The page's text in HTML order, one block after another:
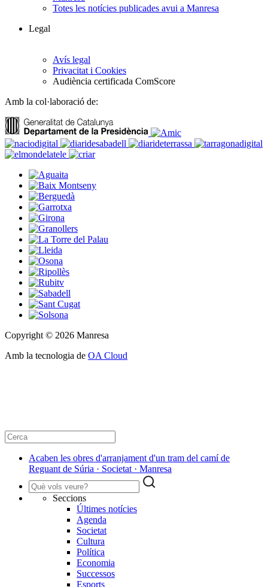
Totes les notícies publicades avui a Manresa
Legal
Avís legal
Privacitat i Cookies
Audiència certificada ComScore
Amb la col·laboració de:
Copyright © 2026 Manresa
Amb la tecnologia de OA Cloud
Acaben les obres d'arranjament d'un tram del camí de
Reguant de Súria · Societat · Manresa
Seccions
Últimes notícies
Agenda
Societat
Cultura
Política
Economia
Successos
Esports